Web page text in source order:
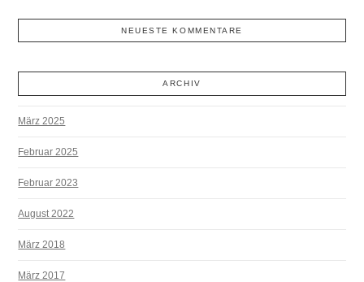
NEUESTE KOMMENTARE
ARCHIV
März 2025
Februar 2025
Februar 2023
August 2022
März 2018
März 2017